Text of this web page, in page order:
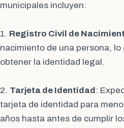
municipales incluyen:
1. Registro Civil de
nacimiento de una persona,
obtener la identidad legal.
2. Tarjeta de Identidad :
tarjeta de identidad para
años hasta antes de cumplir